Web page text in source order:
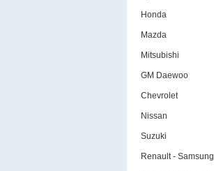
Honda
Mazda
Mitsubishi
GM Daewoo
Chevrolet
Nissan
Suzuki
Renault - Samsung